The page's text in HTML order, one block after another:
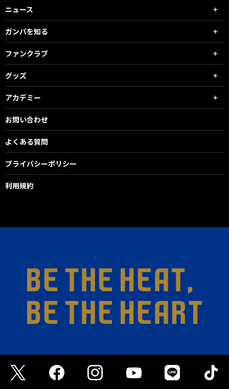
ニュース
ガンバを知る
ファンクラブ
グッズ
アカデミー
お問い合わせ
よくある質問
プライバシーポリシー
利用規約